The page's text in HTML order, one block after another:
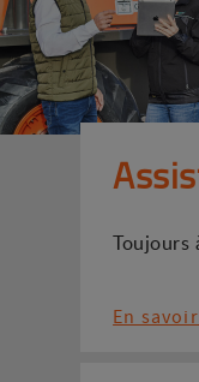
Toujours
En